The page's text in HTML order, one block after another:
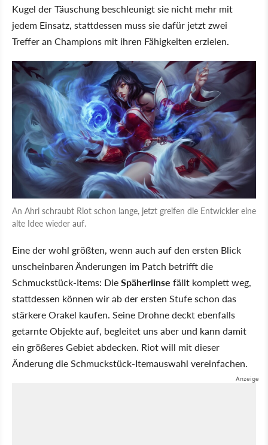
Kugel der Täuschung beschleunigt sie nicht mehr mit
jedem Einsatz, stattdessen muss sie dafür jetzt zwei
Treffer an Champions mit ihren Fähigkeiten erzielen.
An Ahri schraubt Riot schon lange, jetzt greifen die Entwickler eine
alte Idee wieder auf.
Eine der wohl größten, wenn auch auf den ersten Blick
unscheinbaren Änderungen im Patch betrifft die
Schmuckstück-Items: DieSpäherlinse fällt komplett weg,
stattdessen können wir ab der ersten Stufe schon das
stärkere Orakel kaufen. Seine Drohne deckt ebenfalls
getarnte Objekte auf, begleitet uns aber und kann damit
ein größeres Gebiet abdecken. Riot will mit dieser
Änderung die Schmuckstück-Itemauswahl vereinfachen.